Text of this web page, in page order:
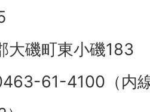
大磯町東小磯183
61-4100（内